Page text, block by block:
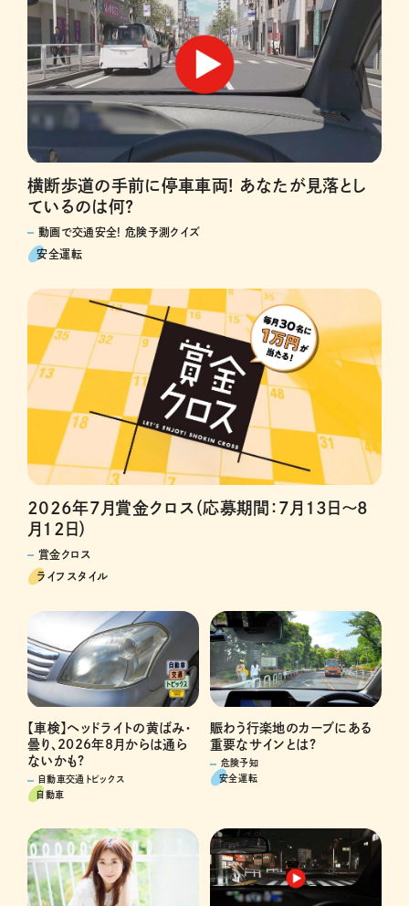
横断歩道の手前に停車車両! あなたが見落とし
ているのは何?
動画で交通安全! 危険予測クイズ
安全運転
2026年7月賞金クロス（応募期間：7月13日～8
月12日）
賞金クロス
ライフスタイル
【車検】ヘッドライトの黄ばみ・
曇り、2026年8月からは通ら
ないかも?
自動車交通トピックス
自動車
賑わう行楽地のカーブにある
重要なサインとは?
危険予知
安全運転